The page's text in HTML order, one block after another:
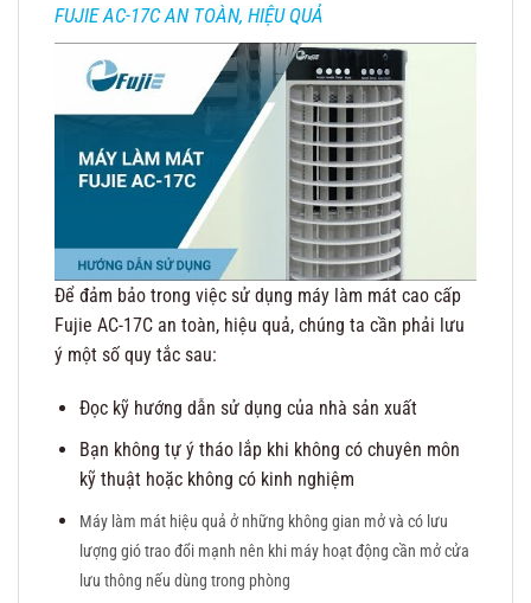
FUJIE AC-17C AN TOÀN, HIỆU QUẢ
Để đảm bảo trong việc sử dụng máy làm mát cao cấp
Fujie AC-17C an toàn, hiệu quả, chúng ta cần phải lưu
ý một số quy tắc sau:
Đọc kỹ hướng dẫn sử dụng của nhà sản xuất
Bạn không tự ý tháo lắp khi không có chuyên môn
kỹ thuật hoặc không có kinh nghiệm
Máy làm mát hiệu quả ở những không gian mở và có lưu
lượng gió trao đổi mạnh nên khi máy hoạt động cần mở cửa
lưu thông nếu dùng trong phòng